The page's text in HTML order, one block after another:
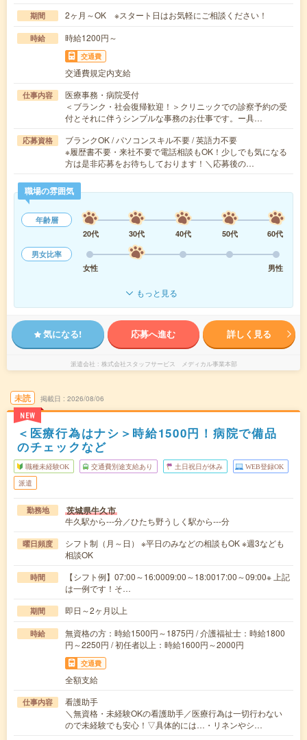
期間 2ヶ月～OK ※スタート日はお気軽にご相談ください！
時給 時給1200円～
交通費
交通費規定内支給
仕事内容
医療事務・病院受付
＜ブランク・社会復帰歓迎！＞クリニックでの診察予約の受
付とそれに伴うシンプルな事務のお仕事です。ー具…
応募資格
ブランクOK / パソコンスキル不要 / 英語力不要
※履歴書不要・来社不要で電話相談もOK！少しでも気になる
方は是非応募をお待ちしております！＼応募後の…
職場の雰囲気
年齢層
20代
30代 40代 50代
60代
男女比率
女性
男性
もっと見る
気になる! 応募へ進む 詳しく見る
派遣会社 株式会社スタッフサービス メディカル事業本部
未読
NEW
掲載日 2026/08/06
＜医療行為はナシ＞時給1500円！病院で備品
のチェックなど
職種未経験OK 交通費別途支給あり 土日祝日が休み WEB登録OK
派遣
勤務地 茨城県牛久市
牛久駅から---分／ひたち野うしく駅から---分
曜日頻度
シフト制（月～日） ※平日のみなどの相談もOK ※週3なども
相談OK
時間
【シフト例】07:00～16:0009:00～18:0017:00～09:00※ 上記
は一例です！そ…
期間 即日～2ヶ月以上
時給
無資格の方：時給1500円～1875円 / 介護福祉士：時給1800
円～2250円 / 初任者以上：時給1600円～2000円
交通費
全額支給
仕事内容
看護助手
＼無資格・未経験OKの看護助手／医療行為は一切行わない
ので未経験でも安心！▽具体的には…・リネンやシ…